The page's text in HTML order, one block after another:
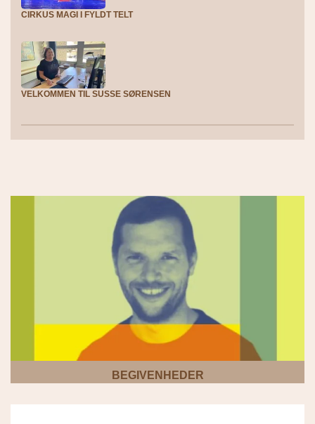
CIRKUS MAGI I FYLDT TELT
VELKOMMEN TIL SUSSE SØRENSEN
BEGIVENHEDER